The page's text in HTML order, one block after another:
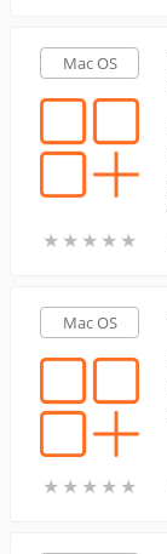
Mac OS
★ ★ ★ ★ ★
★ ★ ★ ★ ★
Mac OS
★ ★ ★ ★ ★
★ ★ ★ ★ ★